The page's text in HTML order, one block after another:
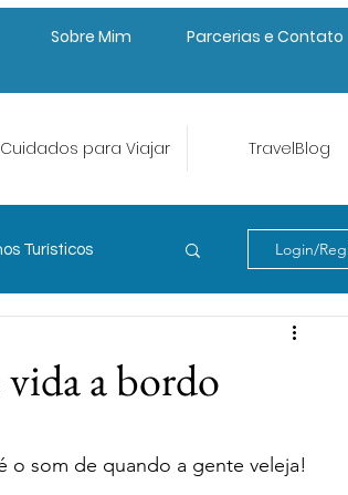
Sobre Mim Parcerias e Contato
Cuidados para Viajar TravelBlog
Turísticos Login/
a bordo
o som de quando a gente veleja!